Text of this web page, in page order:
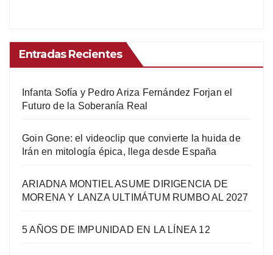
Entradas Recientes
Infanta Sofía y Pedro Ariza Fernández Forjan el
Futuro de la Soberanía Real
Goin Gone: el videoclip que convierte la huida de
Irán en mitología épica, llega desde España
ARIADNA MONTIEL ASUME DIRIGENCIA DE
MORENA Y LANZA ULTIMÁTUM RUMBO AL 2027
5 AÑOS DE IMPUNIDAD EN LA LÍNEA 12